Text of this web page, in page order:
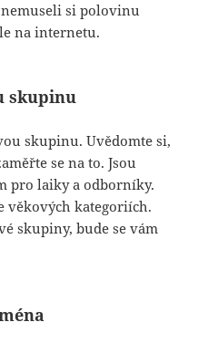
si polovinu
na internetu.
skupinu
skupinu. Uvědomte si,
se na to. Jsou
pro laiky a odborníky.
věkových kategoriích.
skupiny, bude se vám